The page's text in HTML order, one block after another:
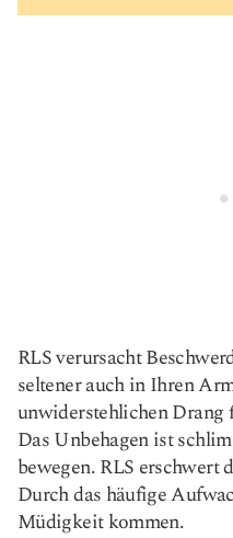
RLS verursacht
seltener auch in Ihren
unwiderstehlichen Drang
Das Unbehagen ist
bewegen. RLS erschwert
Durch das häufige
Müdigkeit kommen.